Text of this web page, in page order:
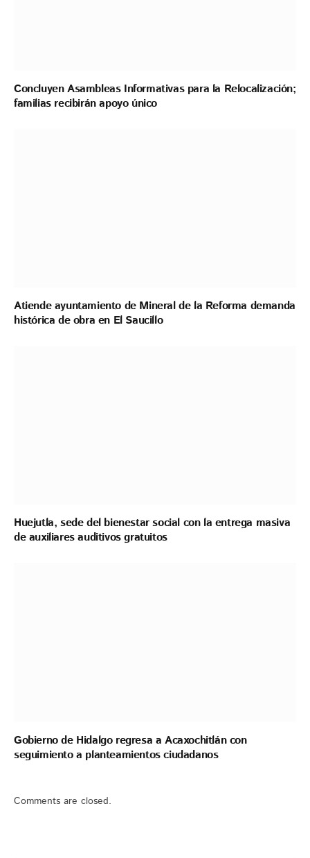
Concluyen Asambleas Informativas para la Relocalización;
familias recibirán apoyo único
Atiende ayuntamiento de Mineral de la Reforma demanda
histórica de obra en El Saucillo
Huejutla, sede del bienestar social con la entrega masiva
de auxiliares auditivos gratuitos
Gobierno de Hidalgo regresa a Acaxochitlán con
seguimiento a planteamientos ciudadanos
Comments are closed.